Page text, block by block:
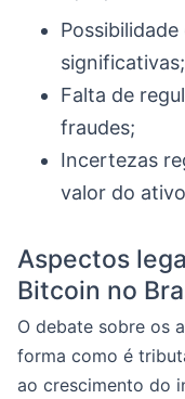
significativas;
Falta de
fraudes;
Incertezas
valor do
Aspectos
Bitcoin no
O debate sobre os
forma como é
ao crescimento do